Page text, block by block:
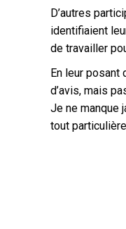
D’autres
identifiaient
de travailler
En leur posant
d’avis, mais
Je ne manque
tout